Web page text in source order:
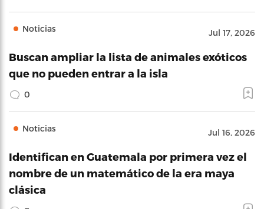
Noticias Jul 17, 2026
Buscan ampliar la lista de animales exóticos
que no pueden entrar a la isla
0
Noticias Jul 16, 2026
Identifican en Guatemala por primera vez el
nombre de un matemático de la era maya
clásica